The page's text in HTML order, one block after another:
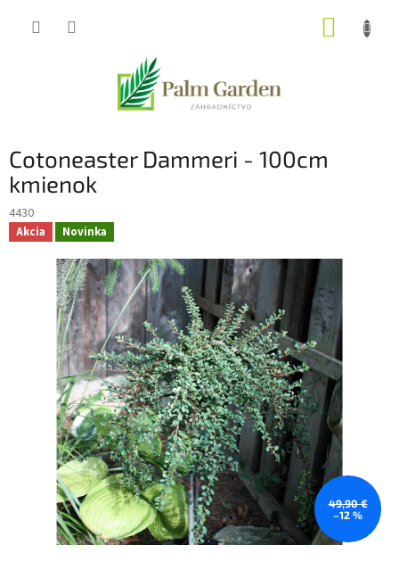
Cotoneaster Dammeri - 100cm
kmienok
4430
Akcia Novinka
49,90 €
–12 %